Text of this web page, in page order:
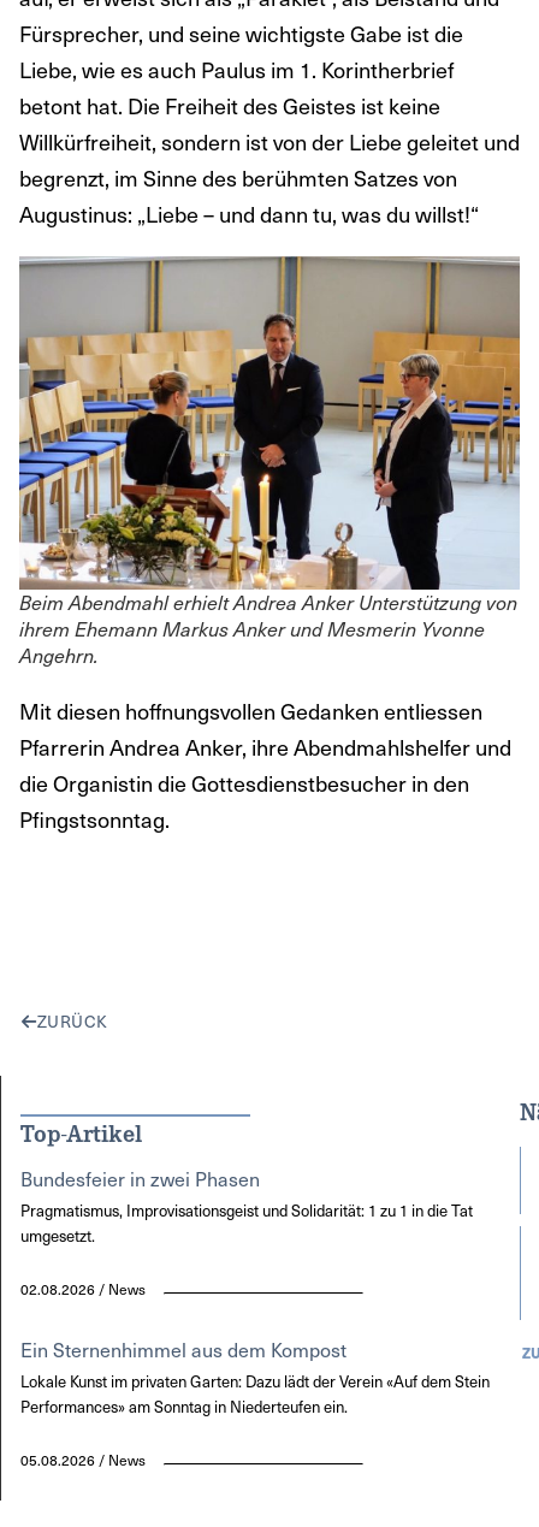
Fürsprecher, und seine wichtigste Gabe ist die
Liebe, wie es auch Paulus im 1. Korintherbrief
betont hat. Die Freiheit des Geistes ist keine
Willkürfreiheit, sondern ist von der Liebe geleitet und
begrenzt, im Sinne des berühmten Satzes von
Augustinus: „Liebe – und dann tu, was du willst!“
Beim Abendmahl erhielt Andrea Anker Unterstützung von
ihrem Ehemann Markus Anker und Mesmerin Yvonne
Angehrn.
Mit diesen hoffnungsvollen Gedanken entliessen
Pfarrerin Andrea Anker, ihre Abendmahlshelfer und
die Organistin die Gottesdienstbesucher in den
Pfingstsonntag.
ZURÜCK
Top-Artikel
Bundesfeier in zwei Phasen
Pragmatismus, Improvisationsgeist und Solidarität: 1 zu 1 in die Tat
umgesetzt.
02.08.2026 / News
Ein Sternenhimmel aus dem Kompost
Lokale Kunst im privaten Garten: Dazu lädt der Verein «Auf dem Stein
Performances» am Sonntag in Niederteufen ein.
05.08.2026 / News